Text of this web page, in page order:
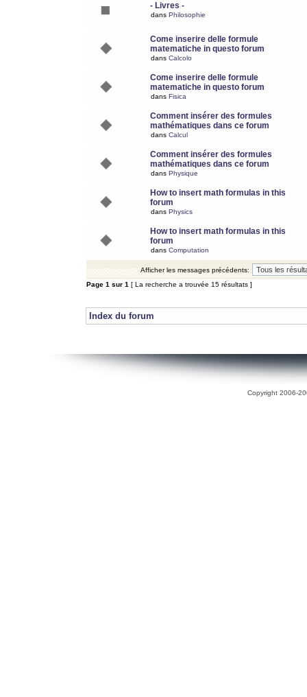
- Livres -
dans Philosophie
Come inserire delle formule
matematiche in questo forum
dans Calcolo
Come inserire delle formule
matematiche in questo forum
dans Fisica
Comment insérer des formules
mathématiques dans ce forum
dans Calcul
Comment insérer des formules
mathématiques dans ce forum
dans Physique
How to insert math formulas in this
forum
dans Physics
How to insert math formulas in this
forum
dans Computation
Afficher les messages précédents:
Page 1 sur 1 [ La recherche a trouvée 15 résultats ]
Index du forum
Copyright 2006-